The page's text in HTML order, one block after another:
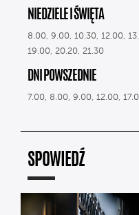
NIEDZIELE I ŚWIĘTA
8.00, 9.00, 10.30, 12.00,
19.00, 20.20, 21.30
DNI POWSZEDNIE
7.00, 8.00, 9.00, 12.00,
SPOWIEDŹ